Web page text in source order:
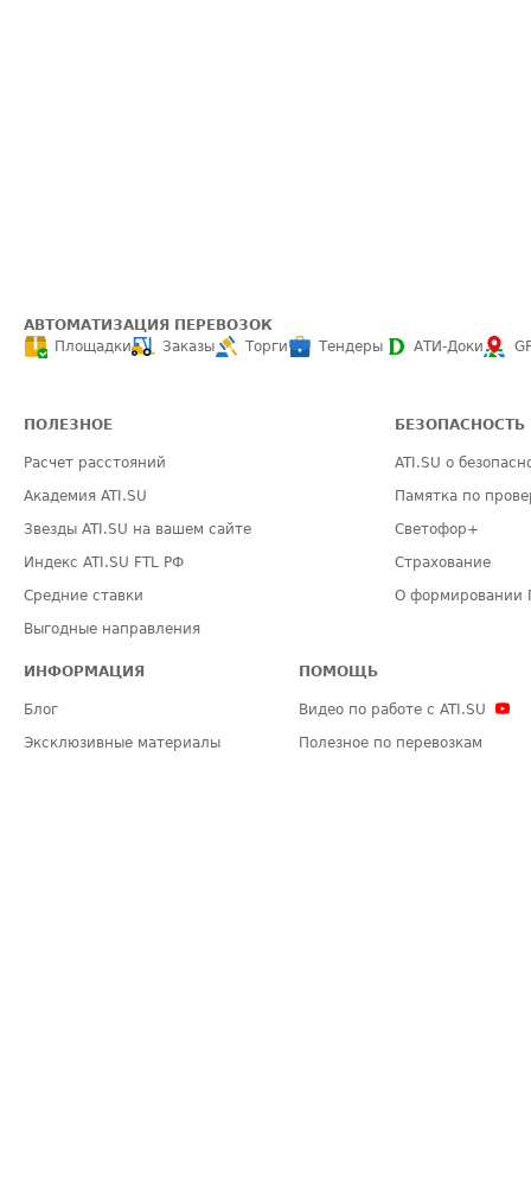
АВТОМАТИЗАЦИЯ ПЕРЕВОЗОК
Площадки
Заказы Торги Тендеры АТИ-Доки
ПОЛЕЗНОЕ
Расчет расстояний
Академия ATI.SU
Звезды ATI.SU на вашем сайте
Индекс ATI.SU FTL РФ
Средние ставки
Выгодные направления
БЕЗОПАСНОСТЬ
ATI.SU о
Памятка по
Светофор+
Страхование
О формировании
ИНФОРМАЦИЯ
Блог
Эксклюзивные материалы
ПОМОЩЬ
Видео по работе с ATI.SU
Полезное по перевозкам